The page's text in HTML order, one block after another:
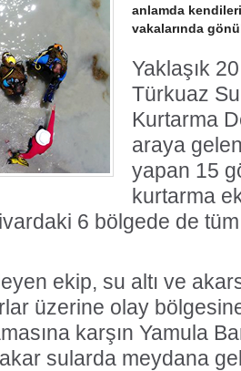
anlamda
vakalarında
Yaklaşık
Türkuaz
Kurtarma
araya
yapan 15
kurtarma
6 bölgede de
ekip, su altı ve
üzerine olay
karşın Yamula
sularda meydana